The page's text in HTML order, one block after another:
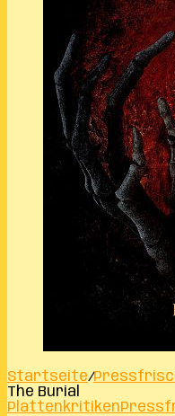
Startseite/
The Burial
Plattenkritiken